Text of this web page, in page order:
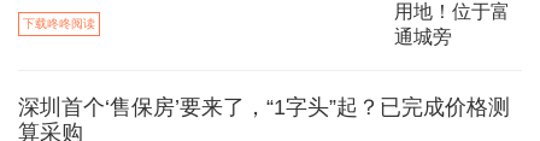
下载咚咚阅读
深圳首个‘售保房’要来了，“1字头”起？已完成价格测
算采购